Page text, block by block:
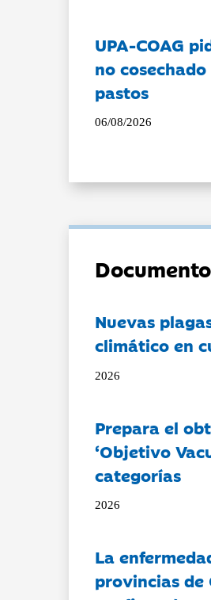
UPA-COAG
no
pastos
06/08/2026
Nuevas
climático en
2026
Prepara el
‘Objetivo
categorías
2026
La
provincias de